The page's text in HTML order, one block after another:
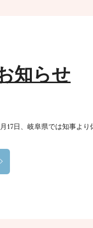
知らせ
日、岐阜県では知事より